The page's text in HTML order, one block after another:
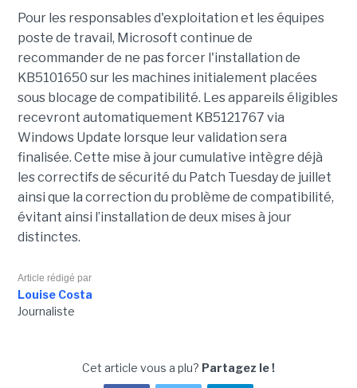
Pour les responsables d'exploitation et les équipes
poste de travail, Microsoft continue de
recommander de ne pas forcer l'installation de
KB5101650 sur les machines initialement placées
sous blocage de compatibilité. Les appareils éligibles
recevront automatiquement KB5121767 via
Windows Update lorsque leur validation sera
finalisée. Cette mise à jour cumulative intègre déjà
les correctifs de sécurité du Patch Tuesday de juillet
ainsi que la correction du problème de compatibilité,
évitant ainsi l’installation de deux mises à jour
distinctes.
Article rédigé par
Louise Costa
Journaliste
Cet article vous a plu? Partagez le !